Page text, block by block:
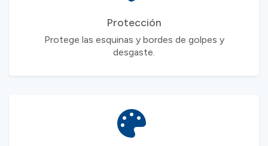
Protección
Protege las esquinas y bordes de golpes y
desgaste.